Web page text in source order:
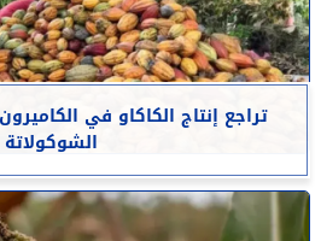
تراجع إنتاج الكاكاو في
الشوكولاتة